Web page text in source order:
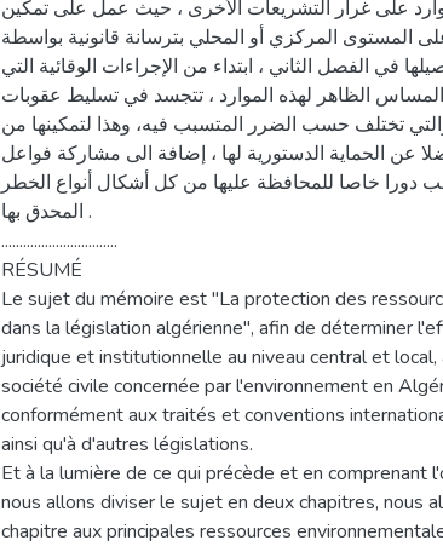
على غرار التشريعات الأخرى ، حيث عمل على تمكين
المستوى المركزي أو المحلي بترسانة قانونية بواسطة
في الفصل الثاني ، ابتداء من الإجراءات الوقائية التي
الظاهر لهذه الموارد ، تتجسد في تسليط عقوبات
تختلف حسب الضرر المتسبب فيه، وهذا لتمكينها من
عن الحماية الدستورية لها ، إضافة الى مشاركة فواعل
دورا خاصا للمحافظة عليها من كل أشكال أنواع الخطر
المحدق بها .
................................
RÉSUMÉ
Le sujet du mémoire est "La protection des
dans la législation algérienne", afin de déterminer
juridique et institutionnelle au niveau central et
société civile concernée par l'environnement en
conformément aux traités et conventions
ainsi qu'à d'autres législations.
Et à la lumière de ce qui précède et en comprenant
nous allons diviser le sujet en deux chapitres, nous
chapitre aux principales ressources